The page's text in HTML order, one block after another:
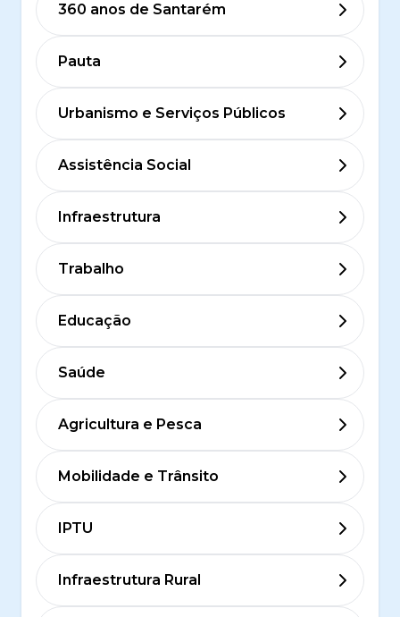
360 anos de Santarém
Pauta
Urbanismo e Serviços Públicos
Assistência Social
Infraestrutura
Trabalho
Educação
Saúde
Agricultura e Pesca
Mobilidade e Trânsito
IPTU
Infraestrutura Rural